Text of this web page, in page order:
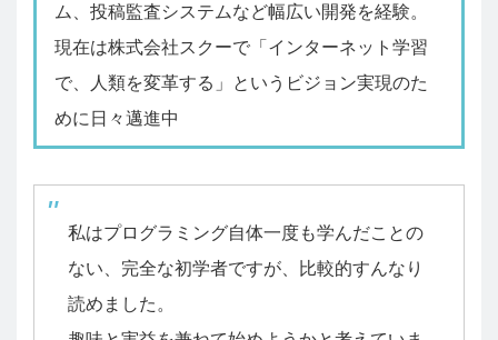
ム、投稿監査システムなど幅広い開発を経験。
現在は株式会社スクーで「インターネット学習
で、人類を変革する」というビジョン実現のた
めに日々邁進中
私はプログラミング自体一度も学んだことの
ない、完全な初学者ですが、比較的すんなり
読めました。